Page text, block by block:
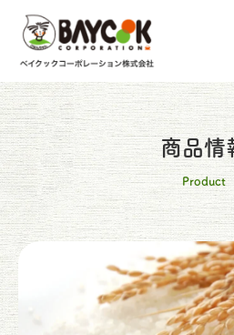
商品情
Product